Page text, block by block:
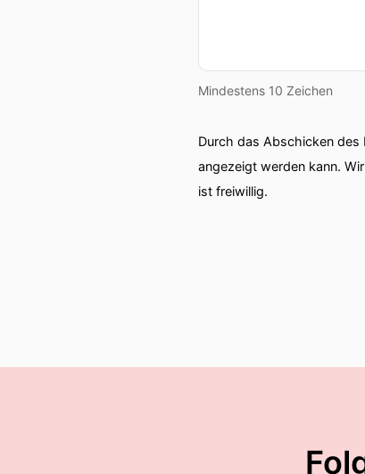
Mindestens 10 Zeichen
Durch das Abschicken
angezeigt werden kann.
ist freiwillig.